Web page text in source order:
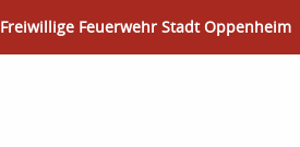
Freiwillige Feuerwehr Stadt Oppenheim